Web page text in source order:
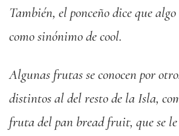
También, el ponceño dice que algo
como sinónimo de cool.
Algunas frutas se conocen por
distintos al del resto de la Isla,
fruta del pan bread fruit, que se le